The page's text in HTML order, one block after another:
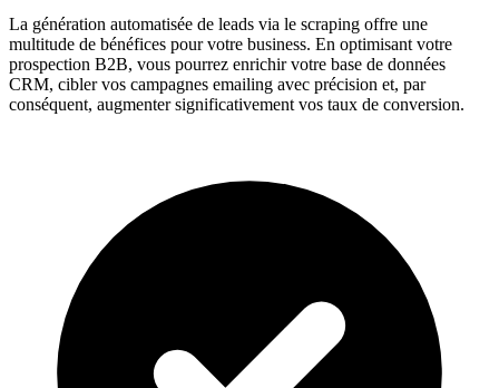
La génération automatisée de leads via le scraping offre une
multitude de bénéfices pour votre business. En optimisant votre
prospection B2B, vous pourrez enrichir votre base de données
CRM, cibler vos campagnes emailing avec précision et, par
conséquent, augmenter significativement vos taux de conversion.